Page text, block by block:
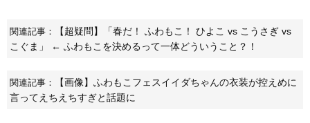
関連記事：
【超疑問】「春だ！ ふわもこ！ ひよこ vs こうさぎ vs
こぐま」 ← ふわもこを決めるって一体どういうこと？！
関連記事：
【画像】ふわもこフェスイイダちゃんの衣装が控えめに
言ってえちえちすぎと話題に